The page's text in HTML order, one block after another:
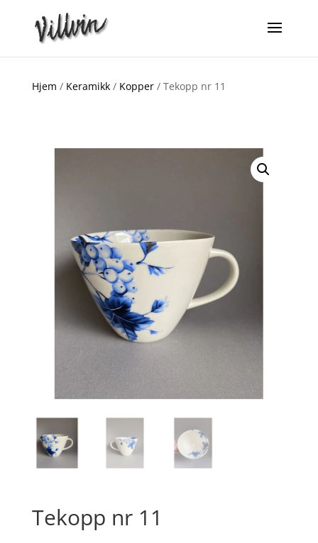
Hjem / Keramikk/ Kopper/ Tekopp nr 11
Tekopp nr 11